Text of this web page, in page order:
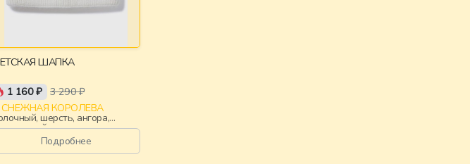
ШАПКА
1 160 ₽ 3 290 ₽
СНЕЖНАЯ КОРОЛЕВА
шерсть, ангора,
нейлон, зима, осень,
логотип, девочки, дети
Подробнее